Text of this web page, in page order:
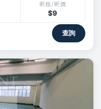
呎租/呎價
$9
查詢